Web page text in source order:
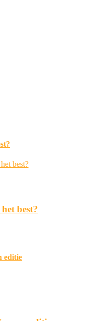
best?
editie